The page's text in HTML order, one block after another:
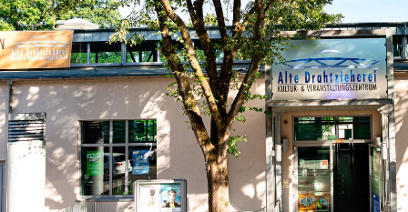
Home
News
Galerie
Venue Infos
Veranstaltungen
Gusto